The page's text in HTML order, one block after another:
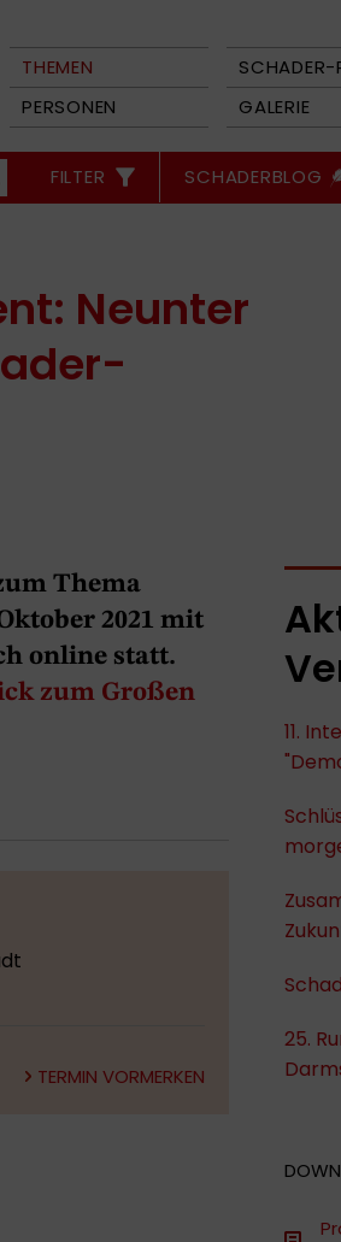
THEMEN SCHADER-
PERSONEN GALERIE
FILTER SCHADERBLOG
Neunter
Thema
2021 mit
online statt.
zum Großen
TERMIN VORMERKEN
11.
25.